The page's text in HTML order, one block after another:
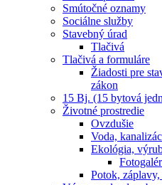
Smútočné oznamy
Sociálne služby
Stavebný úrad
Tlačivá
Tlačivá a formuláre
Žiadosti pre
zákon
15 Bj. (15 bytová
Životné prostredie
Ovzdušie
Voda,
Ekológia,
Potok,